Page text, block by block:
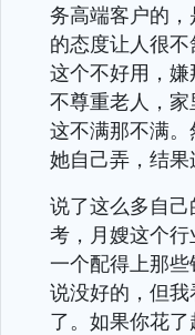
务高端客户的
的态度让人很
这个不好用，
不尊重老人，
这不满那不满
她自己弄，结果
说了这么多自
考，月嫂这个
一个配得上那
说没好的，但
了。如果你花